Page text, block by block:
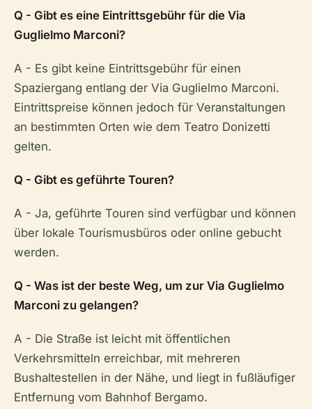
Q - Gibt es eine Eintrittsgebühr für die Via
Guglielmo Marconi?
A - Es gibt keine Eintrittsgebühr für einen
Spaziergang entlang der Via Guglielmo Marconi.
Eintrittspreise können jedoch für Veranstaltungen
an bestimmten Orten wie dem Teatro Donizetti
gelten.
Q - Gibt es geführte Touren?
A - Ja, geführte Touren sind verfügbar und können
über lokale Tourismusbüros oder online gebucht
werden.
Q - Was ist der beste Weg, um zur Via Guglielmo
Marconi zu gelangen?
A - Die Straße ist leicht mit öffentlichen
Verkehrsmitteln erreichbar, mit mehreren
Bushaltestellen in der Nähe, und liegt in fußläufiger
Entfernung vom Bahnhof Bergamo.